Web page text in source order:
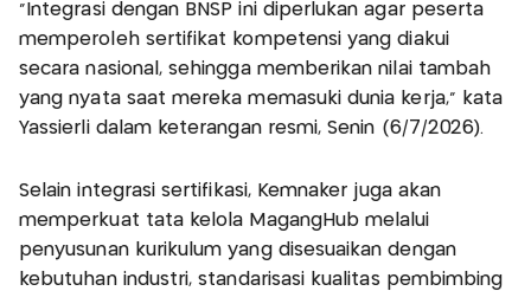
"Integrasi dengan BNSP ini diperlukan agar peserta
memperoleh sertifikat kompetensi yang diakui
secara nasional, sehingga memberikan nilai tambah
yang nyata saat mereka memasuki dunia kerja," kata
Yassierli dalam keterangan resmi, Senin (6/7/2026).
Selain integrasi sertifikasi, Kemnaker juga akan
memperkuat tata kelola MagangHub melalui
penyusunan kurikulum yang disesuaikan dengan
kebutuhan industri, standarisasi kualitas pembimbing